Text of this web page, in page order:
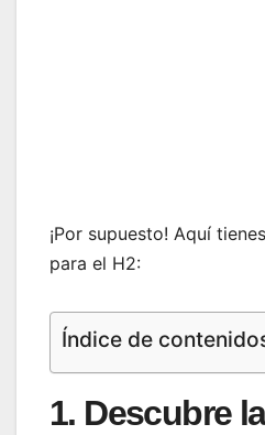
¡Por supuesto! Aquí
para el H2:
Índice de
1. Descubre la